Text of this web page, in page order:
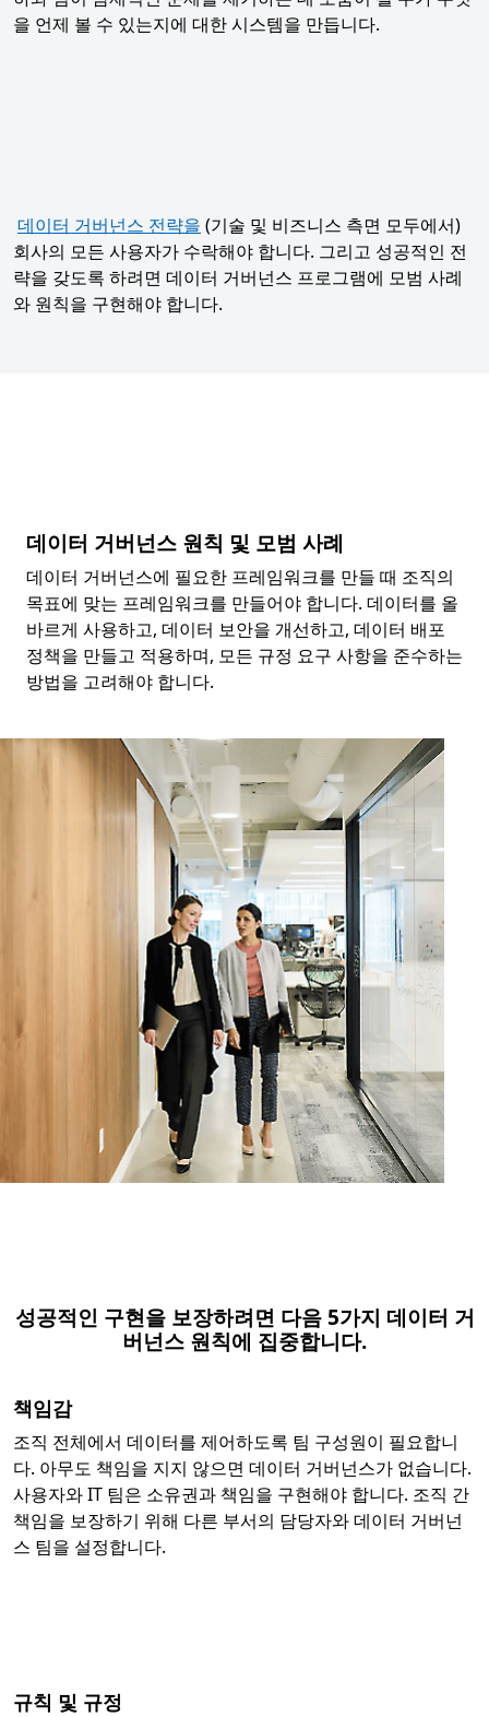
을 언제 볼 수 있는지에 대한 시스템을 만듭니다.
데이터 거버넌스 전략을 (기술 및 비즈니스 측면 모두에서)
회사의 모든 사용자가 수락해야 합니다. 그리고 성공적인 전
략을 갖도록 하려면 데이터 거버넌스 프로그램에 모범 사례
와 원칙을 구현해야 합니다.
데이터 거버넌스 원칙 및 모범 사례
데이터 거버넌스에 필요한 프레임워크를 만들 때 조직의
목표에 맞는 프레임워크를 만들어야 합니다. 데이터를 올
바르게 사용하고, 데이터 보안을 개선하고, 데이터 배포
정책을 만들고 적용하며, 모든 규정 요구 사항을 준수하는
방법을 고려해야 합니다.
성공적인 구현을 보장하려면 다음 5가지 데이터 거
버넌스 원칙에 집중합니다.
책임감
조직 전체에서 데이터를 제어하도록 팀 구성원이 필요합니
다. 아무도 책임을 지지 않으면 데이터 거버넌스가 없습니다.
사용자와 IT 팀은 소유권과 책임을 구현해야 합니다. 조직 간
책임을 보장하기 위해 다른 부서의 담당자와 데이터 거버넌
스 팀을 설정합니다.
규칙 및 규정